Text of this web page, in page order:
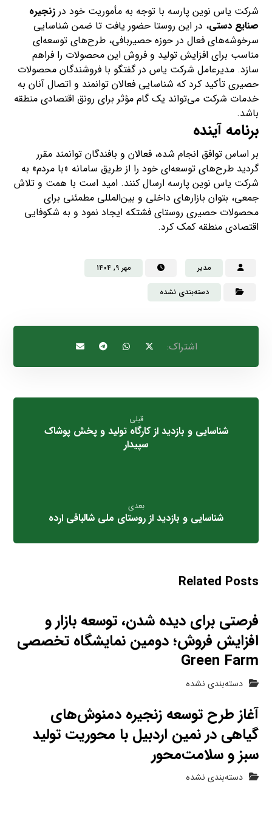
شرکت یاس نوین پارسه با توجه به مأموریت خود درزنجیره
صنایع دستی، در این روستا حضور یافت تا ضمن شناسایی
سرخوشه‌های فعال در حوزه حصیربافی، طرح‌های توسعه‌ای
مناسب برای افزایش تولید و فروش این محصولات را فراهم
سازد. مدیرعامل شرکت یاس در گفتگو با فروشندگان محصولات
حصیری تأکید کرد که شناسایی فعالان توانمند و اتصال آنان به
خدمات شرکت می‌تواند یک گام مؤثر برای رونق اقتصادی منطقه
باشد.
برنامه آینده
بر اساس توافق انجام شده، فعالان و بافندگان توانمند مقرر
گردید طرح‌های توسعه‌ای خود را از طریق سامانه «با مردم» به
شرکت یاس نوین پارسه ارسال کنند. امید است با همت و تلاش
جمعی، بتوان بازارهای داخلی و بین‌المللی مطمئنی برای
محصولات حصیری روستای فشتکه ایجاد نمود و به شکوفایی
اقتصادی منطقه کمک کرد.
مدیر مهر ۹, ۱۴۰۴
دسته‌بندی نشده
قبلی
شناسایی و بازدید از کارگاه تولید و پخش پوشاک
سپیدار
بعدی
شناسایی و بازدید از روستای ملی شالبافی ارده
Related Posts
فرصتی برای دیده شدن، توسعه بازار و
افزایش فروش؛ دومین نمایشگاه تخصصی
Green Farm
دسته‌بندی نشده
آغاز طرح توسعه زنجیره دمنوش‌های
گیاهی در نمین اردبیل با محوریت تولید
سبز و سلامت‌محور
دسته‌بندی نشده